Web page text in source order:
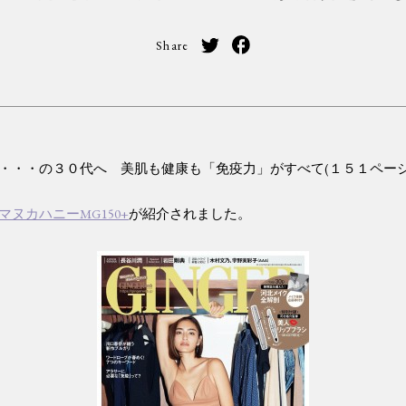
Share
・・の３０代へ 美肌も健康も「免疫力」がすべて(１５１ペー
ヌカハニーMG150+が紹介されました。